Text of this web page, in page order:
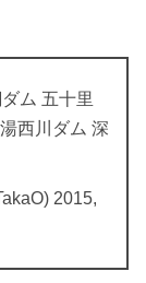
ム 五十里
西川ダム 深
2015,